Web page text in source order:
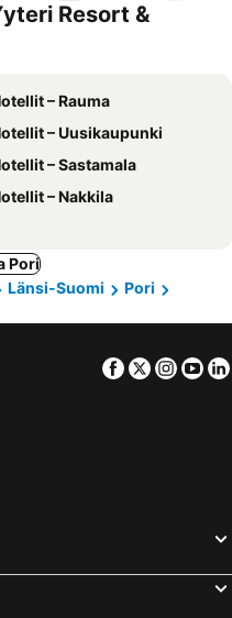
Resort &
– Rauma
– Uusikaupunki
– Sastamala
– Nakkila
Pori
Länsi-Suomi
Pori
Facebook
Twitter